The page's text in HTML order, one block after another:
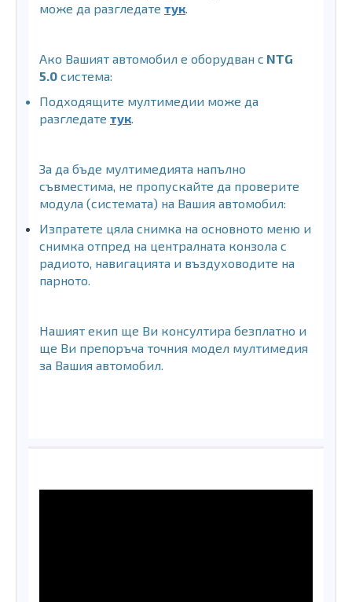
може да разгледате тук.
Ако Вашият автомобил е оборудван с NTG
5.0 система:
Подходящите мултимедии може да
разгледате тук.
За да бъде мултимедията напълно
съвместима, не пропускайте да проверите
модула (системата) на Вашия автомобил:
Изпратете цяла снимка на основното меню и
снимка отпред на централната конзола с
радиото, навигацията и въздуховодите на
парното.
Нашият екип ще Ви консултира безплатно и
ще Ви препоръча точния модел мултимедия
за Вашия автомобил.